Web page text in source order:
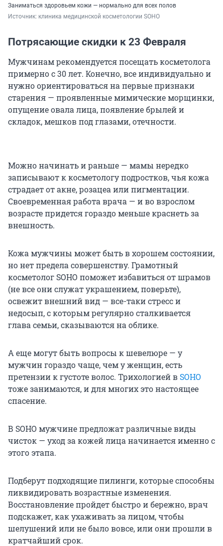
Заниматься здоровьем кожи — нормально для всех полов
Источник: клиника медицинской косметологии SOHO
Потрясающие скидки к 23 Февраля
Мужчинам рекомендуется посещать косметолога
примерно с 30 лет. Конечно, все индивидуально и
нужно ориентироваться на первые признаки
старения — проявленные мимические морщинки,
опущение овала лица, появление брылей и
складок, мешков под глазами, отечности.
Можно начинать и раньше — мамы нередко
записывают к косметологу подростков, чья кожа
страдает от акне, розацеа или пигментации.
Своевременная работа врача — и во взрослом
возрасте придется гораздо меньше краснеть за
внешность.
Кожа мужчины может быть в хорошем состоянии,
но нет предела совершенству. Грамотный
косметолог SOHO поможет избавиться от шрамов
(не все они служат украшением, поверьте),
освежит внешний вид — все-таки стресс и
недосып, с которым регулярно сталкивается
глава семьи, сказываются на облике.
А еще могут быть вопросы к шевелюре — у
мужчин гораздо чаще, чем у женщин, есть
претензии к густоте волос. Трихологией в SOHO
тоже занимаются, и для многих это настоящее
спасение.
В SOHO мужчине предложат различные виды
чисток — уход за кожей лица начинается именно с
этого этапа.
Подберут подходящие пилинги, которые способны
ликвидировать возрастные изменения.
Восстановление пройдет быстро и бережно, врач
подскажет, как ухаживать за лицом, чтобы
шелушений или не было вовсе, или они прошли в
кратчайший срок.